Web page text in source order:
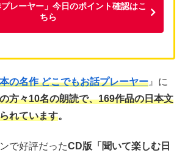
プレーヤー」今日のポイント確認はこ
ちら
の名作 どこでもお話プレーヤー 』に
方々10名の朗読で、169作品の日本文
れています。
で好評だったCD版「聞いて楽しむ日